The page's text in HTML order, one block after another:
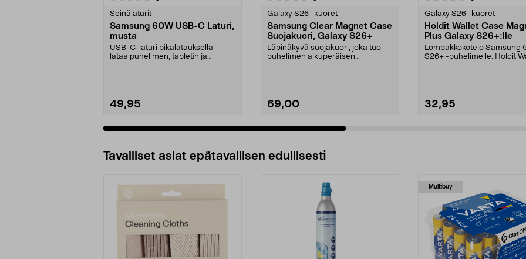
Seinälaturit
Samsung 60W USB-C Laturi,
musta
USB-C-laturi pikalatauksella –
lataa puhelimen, tabletin ja
49,95
Galaxy S26 -kuoret
Samsung Clear Magnet Case
Suojakuori, Galaxy S26+
Läpinäkyvä suojakuori, joka tuo
puhelimen alkuperäisen
69,00
Galaxy S26 -kuoret
Holdit Wallet Case
Plus Galaxy S26+:lle
Lompakkokotelo Samsung
S26+ -puhelimelle. Holdit
32,95
Tavalliset asiat epätavallisen edullisesti
Multibuy